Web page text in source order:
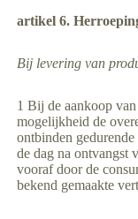
artikel 6.
Bij levering van
1 Bij de aankoop
mogelijkheid de
ontbinden
de dag na ontvangst
vooraf door de
bekend gemaakte